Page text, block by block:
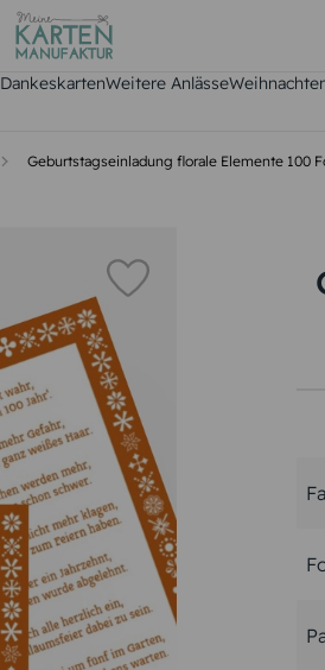
DankeskartenWeitere Anlässe
Geburtstagseinladung florale Elemente 100